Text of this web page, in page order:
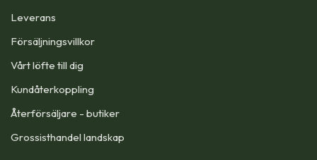
Leverans
Försäljningsvillkor
Vårt löfte till dig​
Kundåterkoppling
Återförsäljare - butiker
Grossisthandel landskap